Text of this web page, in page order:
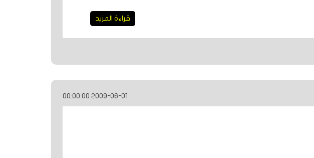
قراءة المزيد
2009-06-01 00:00:00